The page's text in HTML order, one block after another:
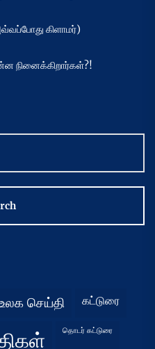
கிளாமர்)
நினைக்கிறார்கள்?!
உலக செய்தி கட்டுரை
தொடர் கட்டுரை